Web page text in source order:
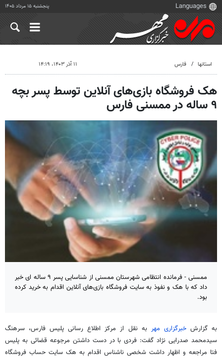
پنجشنبه ۱۵ مرداد ۱۴۰۵
استانها فارس ۱۱ آذر ۱۴۰۳، ۱۴:۱۹
هک فروشگاه بازی‌های آنلاین توسط پسر بچه
۹ ساله در ممسنی فارس
ممسنی - فرمانده انتظامی شهرستان ممسنی از شناسایی پسر ۹ ساله ای خبر
داد که با هک و نفوذ به سایت فروشگاه بازی‌های آنلاین اقدام به خرید کرده
بود.
به گزارشخبرگزاری مهر به نقل از مرکز اطلاع رسانی پلیس فارس، سرهنگ
سیدمحمد صدرایی نژاد گفت: فردی با در دست داشتن مرجوعه قضائی به پلیس
فتا مراجعه و اظهار داشت شخصی ناشناس اقدام به هک سایت حساب فروشگاه